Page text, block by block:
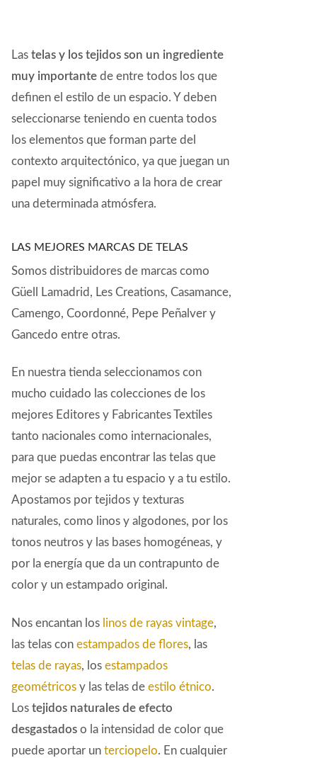
Las telas y los tejidos son un ingrediente
muy importante de entre todos los que
definen el estilo de un espacio. Y deben
seleccionarse teniendo en cuenta todos
los elementos que forman parte del
contexto arquitectónico, ya que juegan un
papel muy significativo a la hora de crear
una determinada atmósfera.
LAS MEJORES MARCAS DE TELAS
Somos distribuidores de marcas como
Güell Lamadrid, Les Creations, Casamance,
Camengo, Coordonné, Pepe Peñalver y
Gancedo entre otras.
En nuestra tienda seleccionamos con
mucho cuidado las colecciones de los
mejores Editores y Fabricantes Textiles
tanto nacionales como internacionales,
para que puedas encontrar las telas que
mejor se adapten a tu espacio y a tu estilo.
Apostamos por tejidos y texturas
naturales, como linos y algodones, por los
tonos neutros y las bases homogéneas, y
por la energía que da un contrapunto de
color y un estampado original.
Nos encantan los linos de rayas vintage,
las telas con estampados de flores, las
telas de rayas, los estampados
geométricos y las telas de estilo étnico.
Los tejidos naturales de efecto
desgastados o la intensidad de color que
puede aportar un terciopelo. En cualquier